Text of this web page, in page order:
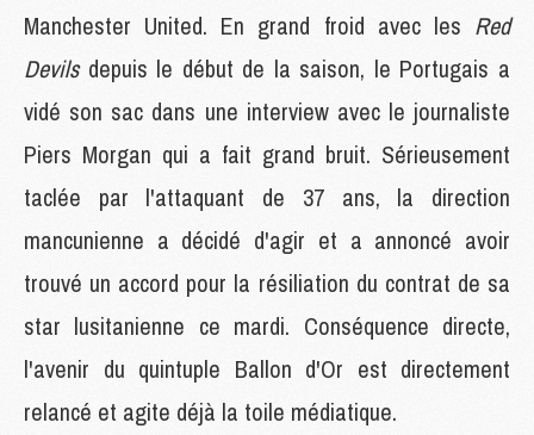
Manchester United. En grand froid avec les Red
Devils depuis le début de la saison, le Portugais a
vidé son sac dans une interview avec le journaliste
Piers Morgan qui a fait grand bruit. Sérieusement
taclée par l'attaquant de 37 ans, la direction
mancunienne a décidé d'agir et a annoncé avoir
trouvé un accord pour la résiliation du contrat de sa
star lusitanienne ce mardi. Conséquence directe,
l'avenir du quintuple Ballon d'Or est directement
relancé et agite déjà la toile médiatique.